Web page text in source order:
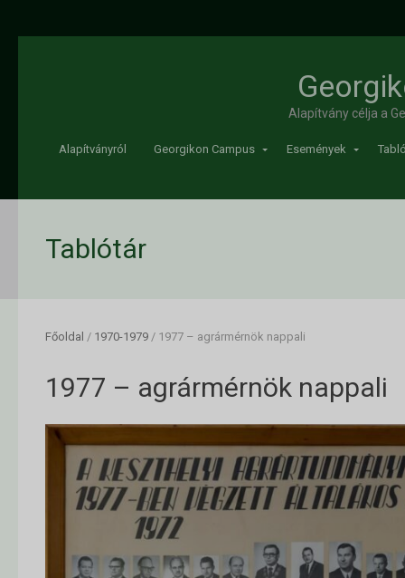
Alapítvány célja a
Alapítványról Georgikon Campus Események
Tablótár
Főoldal / 1970-1979 / 1977 – agrármérnök nappali
1977 – agrármérnök nappali